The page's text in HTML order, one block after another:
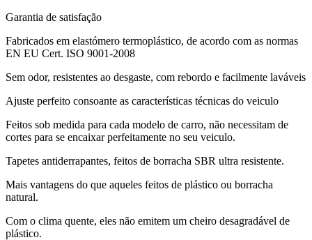
Garantia de satisfação
Fabricados em elastómero termoplástico, de acordo com as normas
EN EU Cert. ISO 9001-2008
Sem odor, resistentes ao desgaste, com rebordo e facilmente laváveis
Ajuste perfeito consoante as características técnicas do veiculo
Feitos sob medida para cada modelo de carro, não necessitam de
cortes para se encaixar perfeitamente no seu veiculo.
Tapetes antiderrapantes, feitos de borracha SBR ultra resistente.
Mais vantagens do que aqueles feitos de plástico ou borracha
natural.
Com o clima quente, eles não emitem um cheiro desagradável de
plástico.